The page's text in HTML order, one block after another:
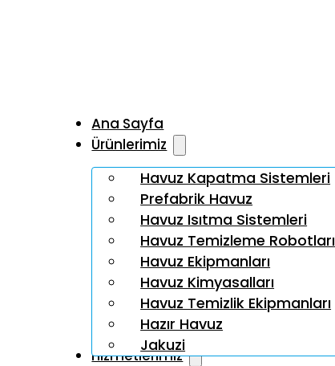
Ana Sayfa
Ürünlerimiz
Havuz Kapatma Sistemleri
Prefabrik Havuz
Havuz Isıtma Sistemleri
Havuz Temizleme Robotları
Havuz Ekipmanları
Havuz Kimyasalları
Havuz Temizlik Ekipmanları
Hazır Havuz
Jakuzi
Hizmetlerimiz